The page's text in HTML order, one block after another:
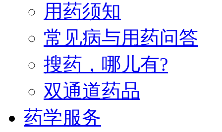
用药须知
常见病与用药问答
搜药，哪儿有?
双通道药品
药学服务